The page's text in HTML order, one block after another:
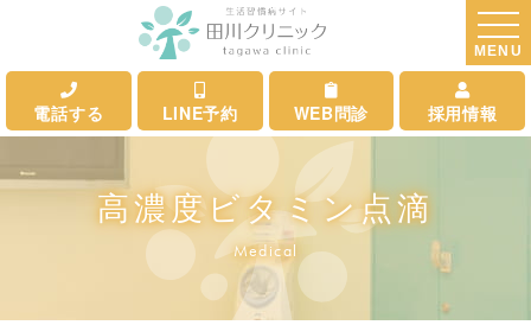
MENU
電話する LINE予約 WEB問診 採用情報
高濃度ビタミン点滴
Medical